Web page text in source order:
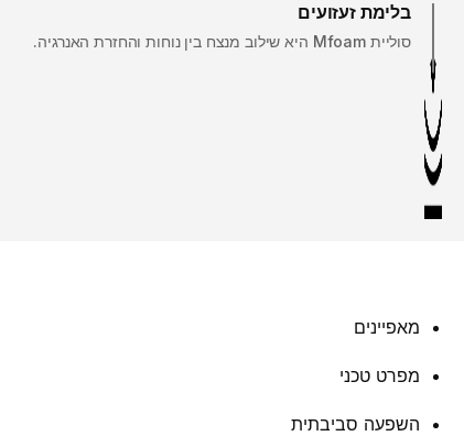
בלימת זעזועים
סוליית Mfoam היא שילוב מנצח בין נוחות והחזרת האנרגיה.
מאפיינים
מפרט טכני
השפעה סביבתית